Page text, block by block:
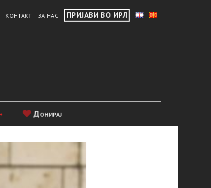
КОНТАКТ ЗА НАС ПРИЈАВИ ВО ИРЛ
Донирај